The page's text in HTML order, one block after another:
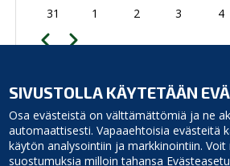
SIVUSTOLLA KÄYTETÄÄN
Osa evästeistä on välttämättömiä ja ne
automaattisesti. Vapaaehtoisia evästeitä
käytön analysointiin ja markkinointiin.
suostumuksia milloin tahansa
31
1 2 3 4
Sivutus
EdellinenSeuraava
Relletintie 47, 92350 Revonlahti